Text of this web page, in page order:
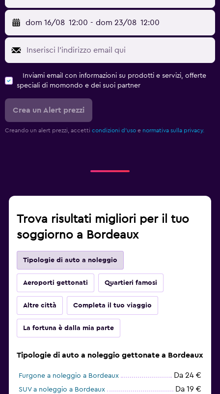
dom 16/08 12:00 - dom 23/08 12:00
Inviami email con informazioni su prodotti e servizi, offerte
speciali di momondo e dei suoi partner
Crea un Alert prezzi
Creando un alert prezzi, accetti condizioni d'uso e normativa sulla privacy.
Trova risultati migliori per il tuo
soggiorno a Bordeaux
Tipologie di auto a noleggio
Aeroporti gettonati Quartieri famosi
Altre città Completa il tuo viaggio
La fortuna è dalla mia parte
Tipologie di auto a noleggio gettonate a Bordeaux
Furgone a noleggio a Bordeaux Da 24 €
SUV a noleggio a Bordeaux Da 19 €